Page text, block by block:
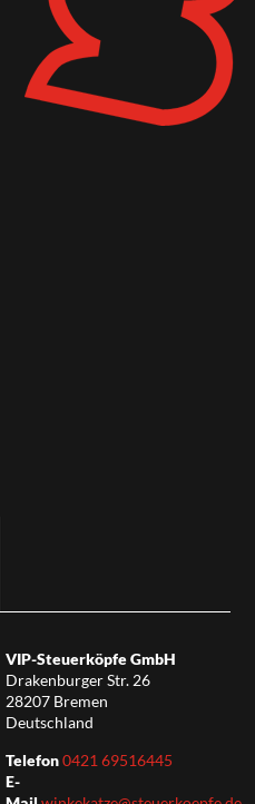
VIP-Steuerköpfe GmbH
Drakenburger Str. 26
28207 Bremen
Deutschland
Telefon0421 69516445
E-